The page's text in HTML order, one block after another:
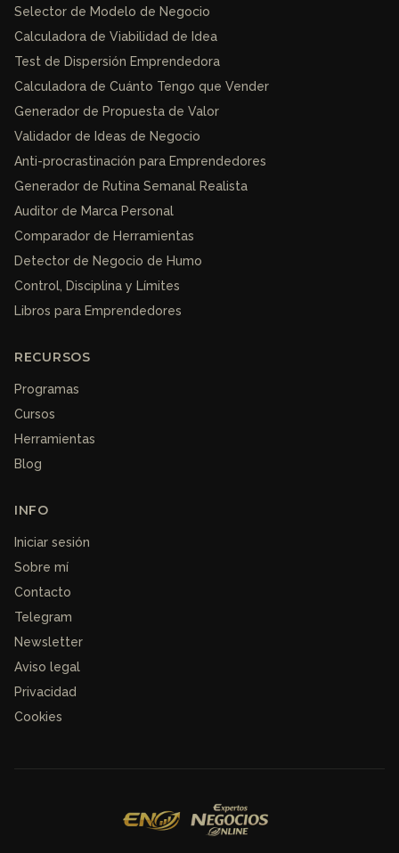
Selector de Modelo de Negocio
Calculadora de Viabilidad de Idea
Test de Dispersión Emprendedora
Calculadora de Cuánto Tengo que Vender
Generador de Propuesta de Valor
Validador de Ideas de Negocio
Anti-procrastinación para Emprendedores
Generador de Rutina Semanal Realista
Auditor de Marca Personal
Comparador de Herramientas
Detector de Negocio de Humo
Control, Disciplina y Límites
Libros para Emprendedores
RECURSOS
Programas
Cursos
Herramientas
Blog
INFO
Iniciar sesión
Sobre mí
Contacto
Telegram
Newsletter
Aviso legal
Privacidad
Cookies